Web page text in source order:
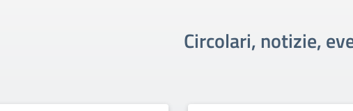
Circolari, notizie,